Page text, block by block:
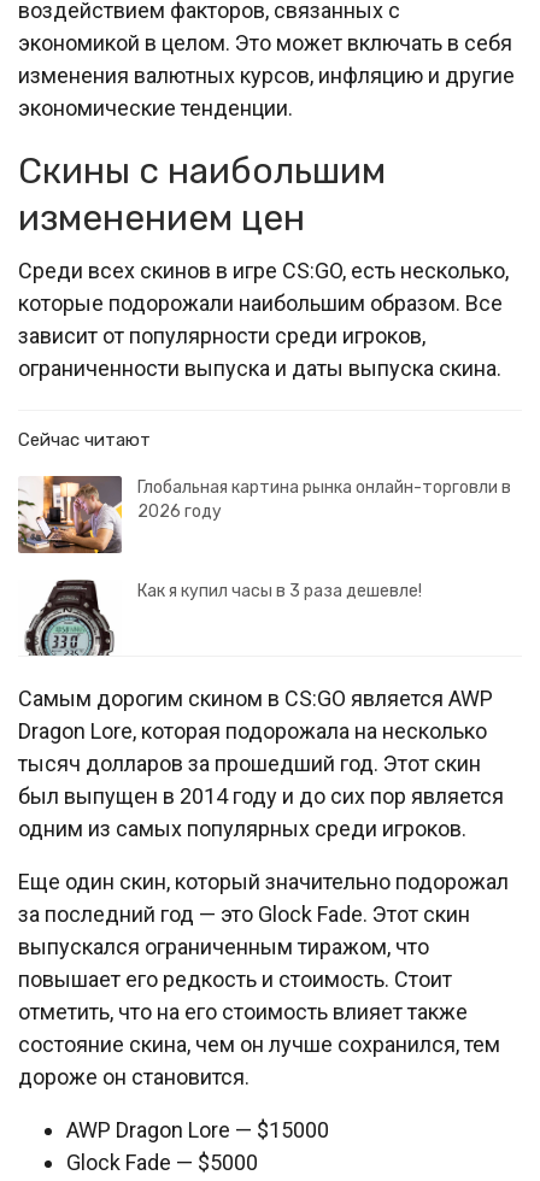
воздействием факторов, связанных с
экономикой в целом. Это может включать в себя
изменения валютных курсов, инфляцию и другие
экономические тенденции.
Скины с наибольшим
изменением цен
Среди всех скинов в игре CS:GO, есть несколько,
которые подорожали наибольшим образом. Все
зависит от популярности среди игроков,
ограниченности выпуска и даты выпуска скина.
Сейчас читают
Глобальная картина рынка онлайн-торговли в
2026 году
Как я купил часы в 3 раза дешевле!
Самым дорогим скином в CS:GO является AWP
Dragon Lore, которая подорожала на несколько
тысяч долларов за прошедший год. Этот скин
был выпущен в 2014 году и до сих пор является
одним из самых популярных среди игроков.
Еще один скин, который значительно подорожал
за последний год — это Glock Fade. Этот скин
выпускался ограниченным тиражом, что
повышает его редкость и стоимость. Стоит
отметить, что на его стоимость влияет также
состояние скина, чем он лучше сохранился, тем
дороже он становится.
AWP Dragon Lore — $15000
Glock Fade — $5000